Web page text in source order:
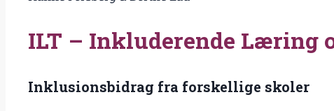
Inklusionsbidrag
skoler
ILT – Inkluderende Læring
Inklusionsbidrag fra forskellige skoler